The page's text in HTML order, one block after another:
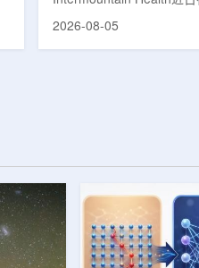
速器
加斯西南部启用一座新的
了此前分布在拉斯维加斯
疗服务。根据介绍，诊所
括成人及...
2026-08-05